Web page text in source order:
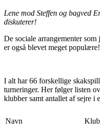
Lene mod Steffen og bagved
diskuterer!
De sociale arrangementer
er også blevet meget populære!
I alt har 66 forskellige
turneringer. Her følger listen
klubber samt antallet af sejre i
Navn Klub